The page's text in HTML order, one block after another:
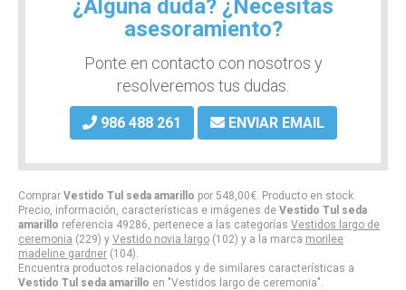
Comprar Vestido Tul seda amarillo por 548,00€. Producto en stock.
Precio, información, características e imágenes de Vestido Tul seda
amarillo referencia 49286, pertenece a las categorías Vestidos largo de
ceremonia (229) y Vestido novia largo (102) y a la marca morilee
madeline gardner (104).
Encuentra productos relacionados y de similares características a
Vestido Tul seda amarillo en "Vestidos largo de ceremonia".
¿Alguna duda? ¿Necesitas
asesoramiento?
Ponte en contacto con nosotros y
resolveremos tus dudas.
986 488 261 ENVIAR EMAIL